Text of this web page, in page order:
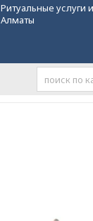
Ритуальные услуги
Алматы